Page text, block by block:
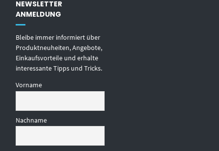
NEWSLETTER
ANMELDUNG
Bleibe immer informiert über
Produktneuheiten, Angebote,
Einkaufsvorteile und erhalte
interessante Tipps und Tricks.
Vorname
Nachname